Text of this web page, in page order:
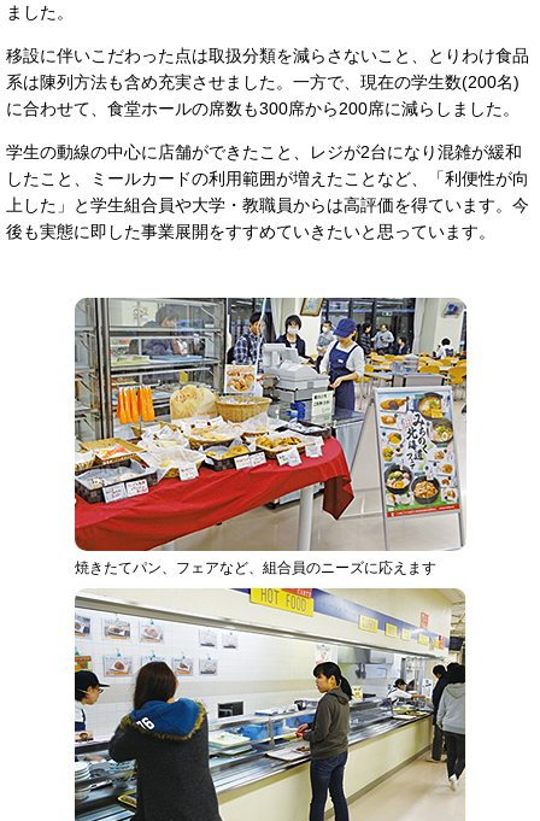
ました。
移設に伴いこだわった点は取扱分類を減らさないこと、とりわけ食品
系は陳列方法も含め充実させました。一方で、現在の学生数(200名)
に合わせて、食堂ホールの席数も300席から200席に減らしました。
学生の動線の中心に店舗ができたこと、レジが2台になり混雑が緩和
したこと、ミールカードの利用範囲が増えたことなど、「利便性が向
上した」と学生組合員や大学・教職員からは高評価を得ています。今
後も実態に即した事業展開をすすめていきたいと思っています。
焼きたてパン、フェアなど、組合員のニーズに応えます